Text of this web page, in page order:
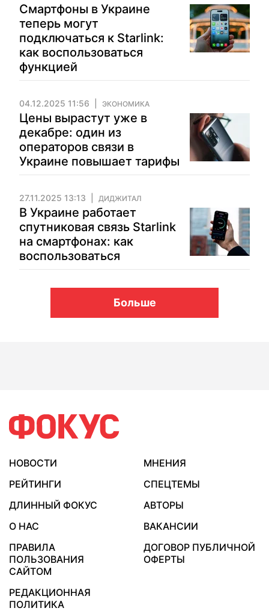
Смартфоны в Украине
теперь могут
подключаться к Starlink:
как воспользоваться
функцией
04.12.2025 11:56 ЭКОНОМИКА
Цены вырастут уже в
декабре: один из
операторов связи в
Украине повышает тарифы
27.11.2025 13:13 ДИДЖИТАЛ
В Украине работает
спутниковая связь Starlink
на смартфонах: как
воспользоваться
Больше
НОВОСТИ
МНЕНИЯ
РЕЙТИНГИ
СПЕЦТЕМЫ
ДЛИННЫЙ ФОКУС
АВТОРЫ
О НАС
ВАКАНСИИ
ПРАВИЛА
ПОЛЬЗОВАНИЯ
САЙТОМ
ДОГОВОР ПУБЛИЧНОЙ
ОФЕРТЫ
РЕДАКЦИОННАЯ
ПОЛИТИКА